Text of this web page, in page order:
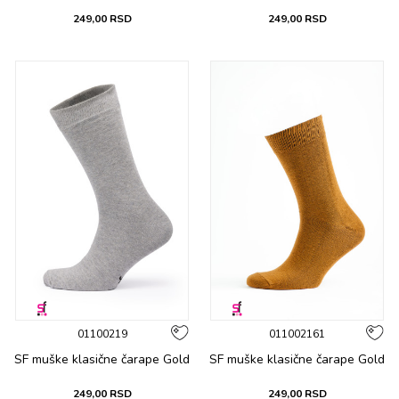
249,00 RSD 249,00 RSD
01100219
SF muške klasične čarape Gold
249,00 RSD
011002161
SF muške klasične čarape Gold
249,00 RSD